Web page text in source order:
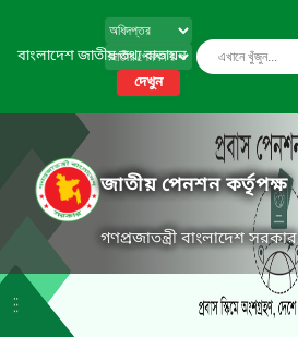
বাংলাদেশ জাতীয় তথ্য বাতায়ন
দেখুন
জাতীয় পেনশন কর্তৃপক্ষ
গণপ্রজাতন্ত্রী বাংলাদেশ সরকার